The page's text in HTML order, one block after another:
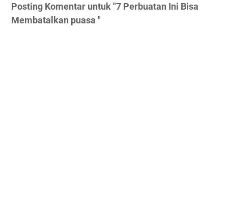
Posting Komentar untuk "7 Perbuatan Ini Bisa
Membatalkan puasa "